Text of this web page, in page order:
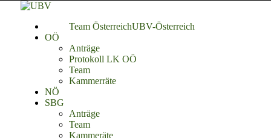
UBV-Österreich
Team Österreich
OÖ
Anträge
Protokoll LK OÖ
Team
Kammerräte
NÖ
SBG
Anträge
Team
Kammeräte